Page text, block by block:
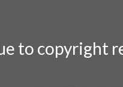
to copyright